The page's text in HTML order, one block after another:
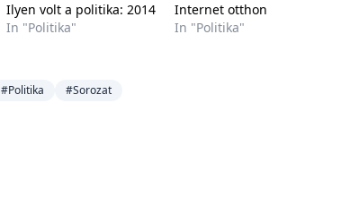
Ilyen volt a politika: 2014
In "Politika"
Internet otthon
In "Politika"
#Politika #Sorozat